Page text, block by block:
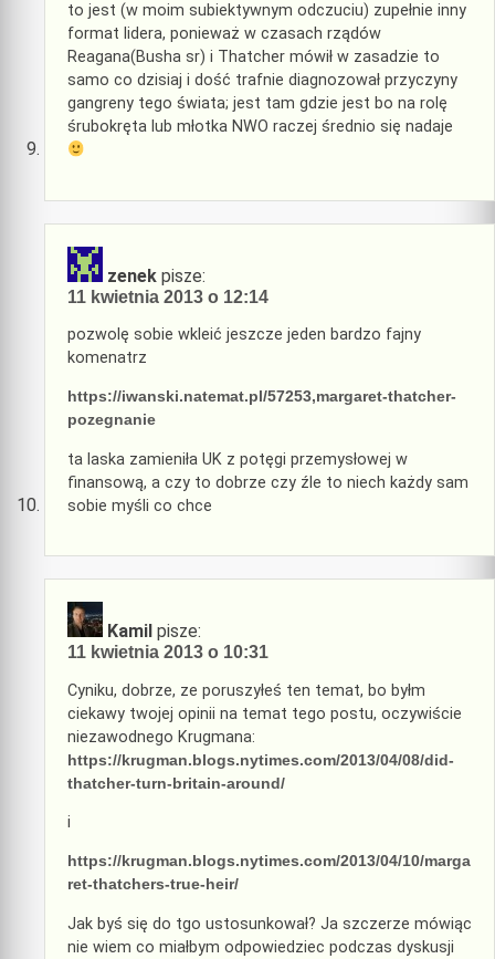
to jest (w moim subiektywnym odczuciu) zupełnie inny
format lidera, ponieważ w czasach rządów
Reagana(Busha sr) i Thatcher mówił w zasadzie to
samo co dzisiaj i dość trafnie diagnozował przyczyny
gangreny tego świata; jest tam gdzie jest bo na rolę
śrubokręta lub młotka NWO raczej średnio się nadaje
zenek pisze:
11 kwietnia 2013 o 12:14
pozwolę sobie wkleić jeszcze jeden bardzo fajny
komenatrz
https://iwanski.natemat.pl/57253,margaret-thatcher-
pozegnanie
ta laska zamieniła UK z potęgi przemysłowej w
finansową, a czy to dobrze czy źle to niech każdy sam
sobie myśli co chce
Kamil pisze:
11 kwietnia 2013 o 10:31
Cyniku, dobrze, ze poruszyłeś ten temat, bo byłm
ciekawy twojej opinii na temat tego postu, oczywiście
niezawodnego Krugmana:
https://krugman.blogs.nytimes.com/2013/04/08/did-
thatcher-turn-britain-around/
i
https://krugman.blogs.nytimes.com/2013/04/10/marga
ret-thatchers-true-heir/
Jak byś się do tgo ustosunkował? Ja szczerze mówiąc
nie wiem co miałbym odpowiedziec podczas dyskusji